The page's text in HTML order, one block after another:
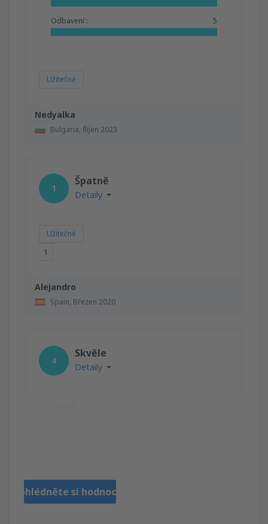
Nedyalka
Bulgaria, Říjen 2023
Odbavení : 5
Užitečné
Alejandro
Spain, Březen 2020
1
Špatně
Detaily
Užitečné
1
4
Skvěle
Detaily
Prohlédněte si hodnocení